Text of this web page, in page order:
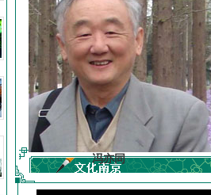
冯亦同